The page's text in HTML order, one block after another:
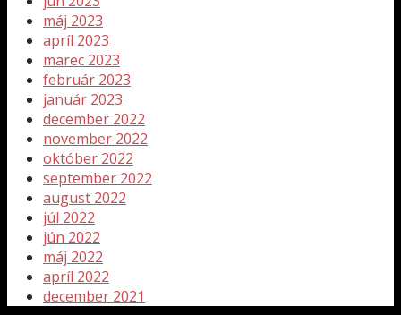
máj 2023
apríl 2023
marec 2023
február 2023
január 2023
december 2022
november 2022
október 2022
september 2022
august 2022
júl 2022
jún 2022
máj 2022
apríl 2022
december 2021